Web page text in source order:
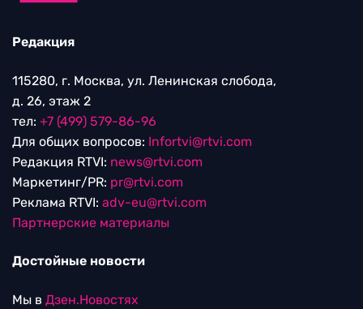
Редакция
115280, г. Москва, ул. Ленинская слобода,
д. 26, этаж 2
тел: +7 (499) 579-86-96
Для общих вопросов: Infortvi@rtvi.com
Редакция RTVI: news@rtvi.com
Маркетинг/PR: pr@rtvi.com
Реклама RTVI: adv-eu@rtvi.com
Партнерские материалы
Достойные новости
Мы в Дзен.Новостях